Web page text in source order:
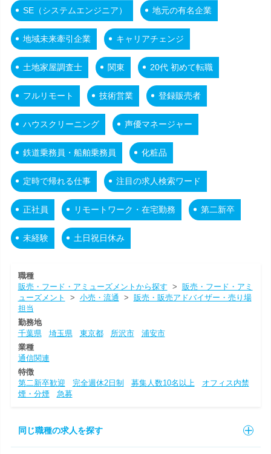
SE（システムエンジニア） 地元の有名企業
地域未来牽引企業 キャリアチェンジ
土地家屋調査士 関東 20代 初めて転職
フルリモート 技術営業 登録販売者
ハウスクリーニング 声優マネージャー
鉄道乗務員・船舶乗務員 化粧品
定時で帰れる仕事 注目の求人検索ワード
正社員 リモートワーク・在宅勤務 第二新卒
未経験 土日祝日休み
職種
販売・フード・アミューズメントから探す > 販売・フード・アミ
ューズメント
> 小売・流通 > 販売・販売アドバイザー・売り場
担当
勤務地
千葉県
埼玉県 東京都 所沢市
浦安市
業種
通信関連
特徴
第二新卒歓迎
完全週休2日制 募集人数10名以上
オフィス内禁
煙・分煙
急募
同じ職種の求人を探す